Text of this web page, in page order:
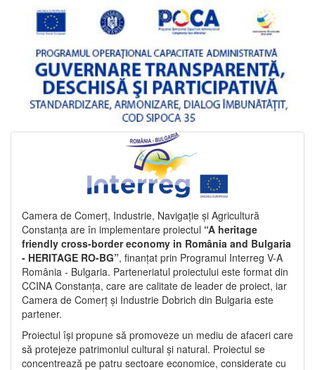
Camera de Comerț, Industrie, Navigație și Agricultură
Constanța are în implementare proiectul “A heritage
friendly cross-border economy in România and Bulgaria
- HERITAGE RO-BG”, finanțat prin Programul Interreg V-A
România - Bulgaria. Parteneriatul proiectului este format din
CCINA Constanța, care are calitate de leader de proiect, iar
Camera de Comerț și Industrie Dobrich din Bulgaria este
partener.
Proiectul își propune să promoveze un mediu de afaceri care
să protejeze patrimoniul cultural și natural. Proiectul se
concentrează pe patru sectoare economice, considerate cu